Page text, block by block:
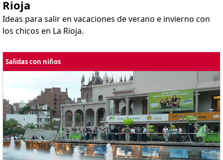
Rioja
Ideas para salir en vacaciones de verano e invierno con
los chicos en La Rioja.
Salidas con niños